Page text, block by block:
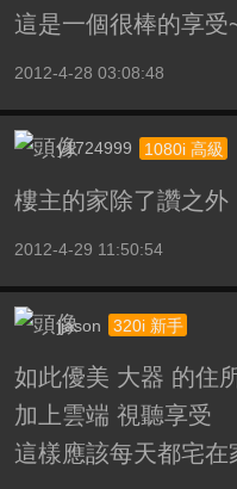
這是一個很棒的享受
2012-4-28 03:08:48
y1724999 1080i 高級
樓主的家除了讚之
2012-4-29 11:50:54
jjason 320i 新手
如此優美 大器 的住
加上雲端 視聽享受
這樣應該每天都宅